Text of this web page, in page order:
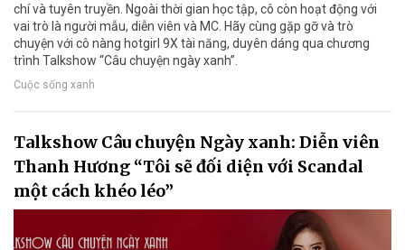
chí và tuyên truyền. Ngoài thời gian học tập, cô còn hoạt động với
vai trò là người mẫu, diễn viên và MC. Hãy cùng gặp gỡ và trò
chuyện với cô nàng hotgirl 9X tài năng, duyên dáng qua chương
trình Talkshow “Câu chuyện ngày xanh”.
Cuộc sống xanh
Talkshow Câu chuyện Ngày xanh: Diễn viên
Thanh Hương “Tôi sẽ đối diện với Scandal
một cách khéo léo”